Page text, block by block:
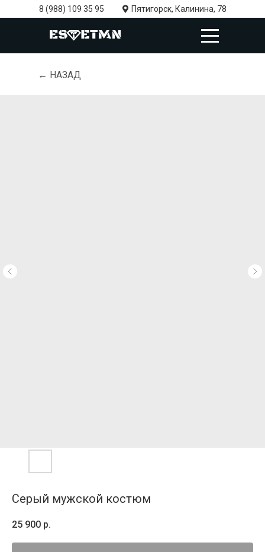
8 (988) 109 35 95 Пятигорск, Калинина, 78
← НАЗАД
Серый мужской костюм
25 900 р.